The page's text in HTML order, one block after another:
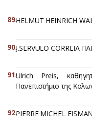
HELMUT HEINRICH
J.SERVULO CORREIA
Ulrich Preis,
Πανεπιστήμιο της
PIERRE MICHEL